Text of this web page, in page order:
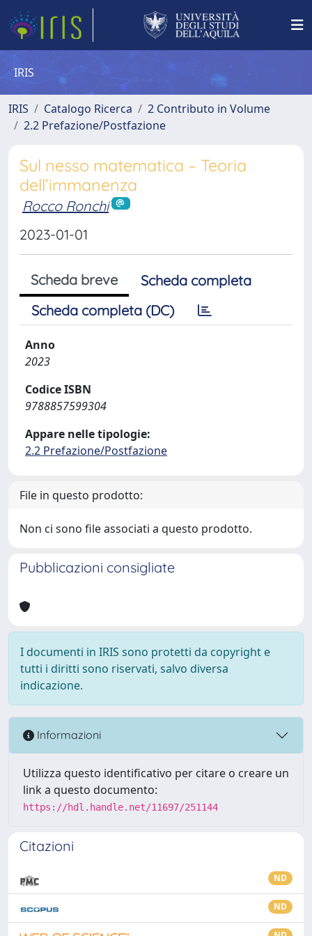
IRIS
IRIS Catalogo Ricerca
2 Contributo in Volume
2.2 Prefazione/Postfazione
Sul nesso matematica – Teoria
dell’immanenza
Rocco Ronchi
2023-01-01
Scheda breve
Scheda completa
Scheda completa (DC)
Anno
2023
Codice ISBN
9788857599304
Appare nelle tipologie:
2.2 Prefazione/Postfazione
File in questo prodotto:
Non ci sono file associati a questo prodotto.
Pubblicazioni consigliate
I documenti in IRIS sono protetti da copyright e
tutti i diritti sono riservati, salvo diversa
indicazione.
Informazioni
Utilizza questo identificativo per citare o creare un
link a questo documento:
https://hdl.handle.net/11697/251144
Citazioni
ND
ND